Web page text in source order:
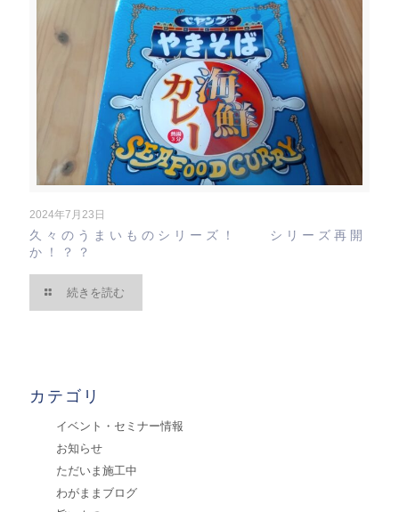
2024年7月23日
久々のうまいものシリーズ！ シリーズ再開
か！？？
続きを読む
カテゴリ
イベント・セミナー情報
お知らせ
ただいま施工中
わがままブログ